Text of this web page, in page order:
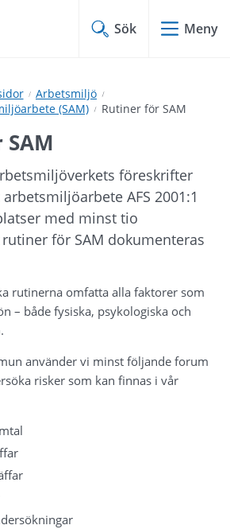
Sök Meny
Arbetsmiljö
(SAM)
Rutiner för SAM
föreskrifter
AFS 2001:1
med minst tio
för SAM dokumenteras
rutinerna omfatta alla faktorer som
– både fysiska, psykologiska och
använder vi minst följande forum
risker som kan finnas i vår